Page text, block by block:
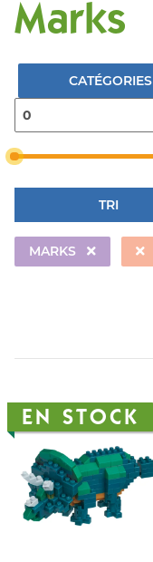
Marks
CATÉGORIES
TRI
MARKS
EN STOCK